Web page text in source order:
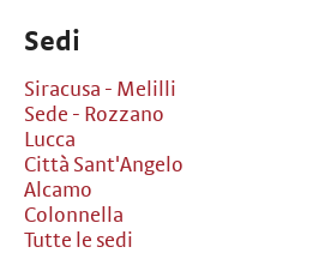
Sedi
Siracusa - Melilli
Sede - Rozzano
Lucca
Città Sant'Angelo
Alcamo
Colonnella
Tutte le sedi